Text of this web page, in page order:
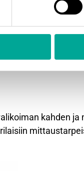
kahden ja